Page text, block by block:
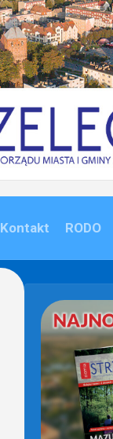
Kontakt RODO